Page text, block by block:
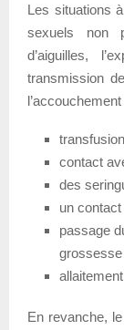
Les situations
sexuels non
d’aiguilles,
transmission
contact
des
un
passage
grossesse
allaitement
En revanche,